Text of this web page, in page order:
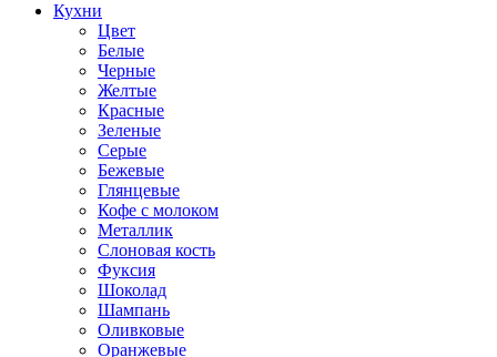
Кухни
Цвет
Белые
Черные
Желтые
Красные
Зеленые
Серые
Бежевые
Глянцевые
Кофе с молоком
Металлик
Слоновая кость
Фуксия
Шоколад
Шампань
Оливковые
Оранжевые